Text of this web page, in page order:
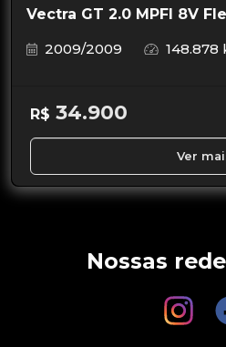
Vectra GT 2.0 MPFI 8V
2009/2009
148.878
R$ 34.900
Ver
Nossas